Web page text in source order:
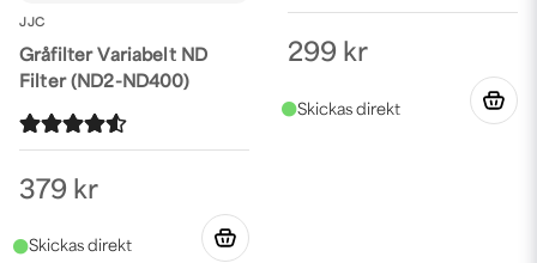
JJC
Gråfilter Variabelt ND
Filter (ND2-ND400)
379 kr
299 kr